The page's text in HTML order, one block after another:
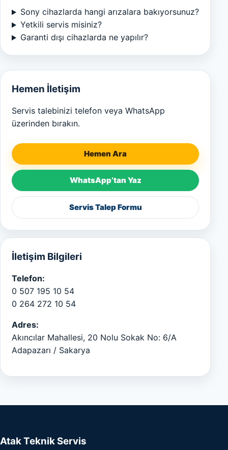
Sony cihazlarda hangi arızalara bakıyorsunuz?
Yetkili servis misiniz?
Garanti dışı cihazlarda ne yapılır?
Hemen İletişim
Servis talebinizi telefon veya WhatsApp
üzerinden bırakın.
Hemen Ara
WhatsApp’tan Yaz
Servis Talep Formu
İletişim Bilgileri
Telefon:
0 507 195 10 54
0 264 272 10 54
Adres:
Akıncılar Mahallesi, 20 Nolu Sokak No: 6/A
Adapazarı / Sakarya
Atak Teknik Servis